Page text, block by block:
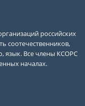
российских
соотечественников,
язык. Все члены КСОРС
началах.